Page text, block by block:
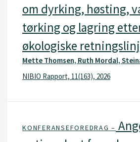
om dyrking, høsting,
tørking og lagring
økologiske
Mette Thomsen, Ruth Mordal,
NIBIO Rapport, 11(163), 2026
KONFERANSEFOREDRAG –